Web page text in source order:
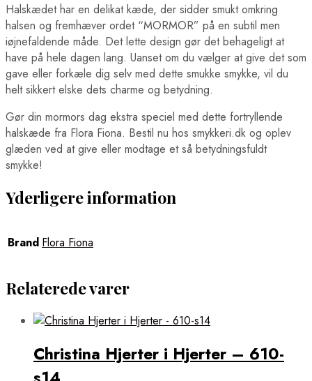
Halskædet har en delikat kæde, der sidder smukt omkring
halsen og fremhæver ordet “MORMOR” på en subtil men
iøjnefaldende måde. Det lette design gør det behageligt at
have på hele dagen lang. Uanset om du vælger at give det som
gave eller forkæle dig selv med dette smukke smykke, vil du
helt sikkert elske dets charme og betydning.
Gør din mormors dag ekstra speciel med dette fortryllende
halskæde fra Flora Fiona. Bestil nu hos smykkeri.dk og oplev
glæden ved at give eller modtage et så betydningsfuldt
smykke!
Yderligere information
Brand Flora Fiona
Relaterede varer
Christina Hjerter i Hjerter – 610-